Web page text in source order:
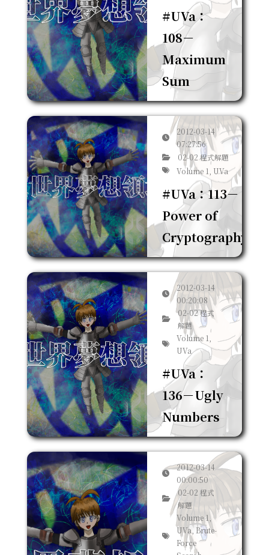
#UVa：
108－
Maximum
Sum
2012-03-14
07:27:56
02-02 程式解題
Volume 1, UVa
#UVa：113－
Power of
Cryptography
2012-03-14
00:20:08
02-02 程式
解題
Volume 1,
UVa
#UVa：
136－Ugly
Numbers
2012-03-14
00:00:50
02-02 程式
解題
Volume 1,
UVa, Brute-
Force